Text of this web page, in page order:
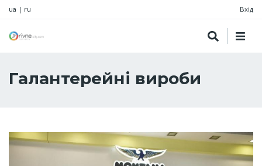
ua | ru Вхід
Галантерейні вироби